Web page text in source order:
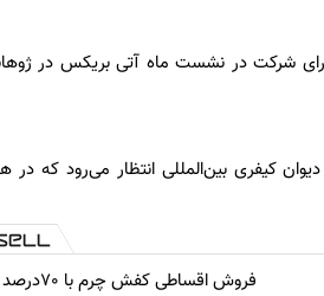
شرکت در نشست ماه آتی بریکس در
کیفری بین‌المللی انتظار می‌رود که در
فروش اقساطی کفش چرم با 70درصد تخفیف